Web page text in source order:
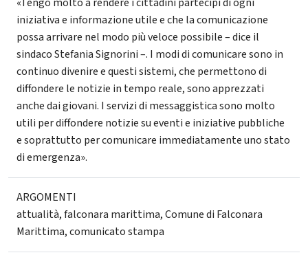
iniziativa e informazione utile e che la comunicazione
possa arrivare nel modo più veloce possibile – dice il
sindaco Stefania Signorini –. I modi di comunicare sono in
continuo divenire e questi sistemi, che permettono di
diffondere le notizie in tempo reale, sono apprezzati
anche dai giovani. I servizi di messaggistica sono molto
utili per diffondere notizie su eventi e iniziative pubbliche
e soprattutto per comunicare immediatamente uno stato
di emergenza».
ARGOMENTI
attualità,falconara marittima,Comune di Falconara
Marittima,comunicato stampa